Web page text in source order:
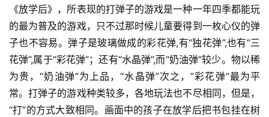
《放学后》，所表现的打弹子的游戏是一种一年四季都能玩
的最为普及的游戏，只不过那时候儿童要得到一枚心仪的弹
子也不容易。弹子是玻璃做成的彩花弹,有“独花弹”,也有“三
花弹”,属于“彩花弹”；还有“水晶弹”,而“奶油弹”较少。物以稀
为贵，“奶油弹”为上品，“水晶弹”次之，“彩花弹”最为平
常。打弹子的游戏种类较多，各地玩法也不尽相同，但是，
“打”的方式大致相同。画面中的孩子在放学后把书包挂在树